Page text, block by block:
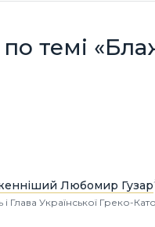
по темі
Любомир Гузар
і Глава Української Греко-